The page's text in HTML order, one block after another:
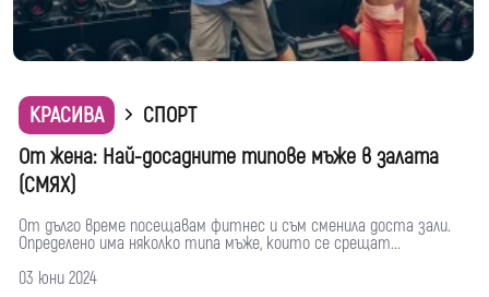
КРАСИВА
СПОРТ
От жена: Най-досадните типове мъже в залата
(СМЯХ)
От дълго време посещавам фитнес и съм сменила доста зали.
Определено има няколко типа мъже, които се срещат...
03 юни 2024